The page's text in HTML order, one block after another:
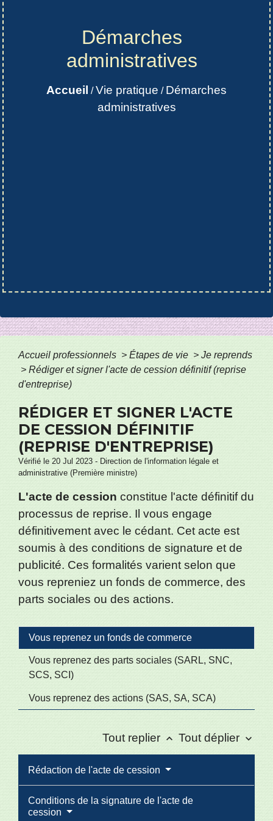
Démarches
administratives
Accueil /Vie pratique / Démarches
administratives
Accueil professionnels > Étapes de vie > Je reprends
> Rédiger et signer l'acte de cession définitif (reprise
d'entreprise)
RÉDIGER ET SIGNER L'ACTE
DE CESSION DÉFINITIF
(REPRISE D'ENTREPRISE)
Vérifié le 20 Jul 2023 - Direction de l'information légale et
administrative (Première ministre)
L'acte de cession constitue l'acte définitif du
processus de reprise. Il vous engage
définitivement avec le cédant. Cet acte est
soumis à des conditions de signature et de
publicité. Ces formalités varient selon que
vous repreniez un fonds de commerce, des
parts sociales ou des actions.
Vous reprenez un fonds de commerce
Vous reprenez des parts sociales (SARL, SNC,
SCS, SCI)
Vous reprenez des actions (SAS, SA, SCA)
Tout replier keyboard_arrow_up Tout déplier keyboard_arrow_down
Rédaction de l'acte de cession
Conditions de la signature de l'acte de
cession